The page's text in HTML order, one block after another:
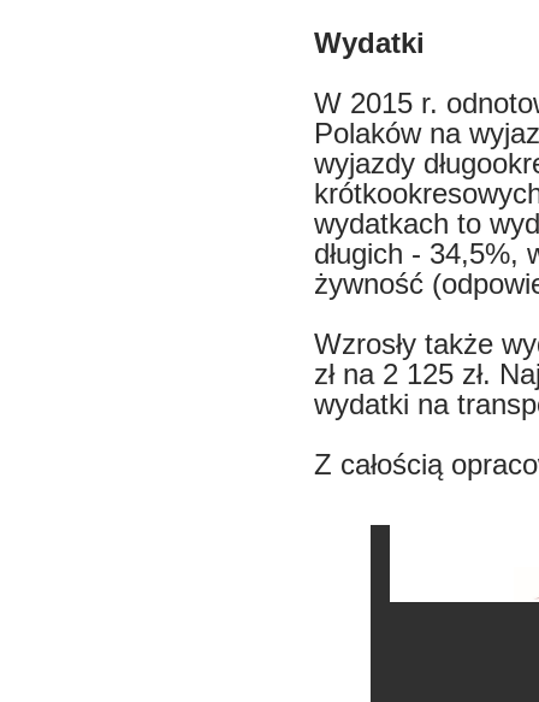
Wydatki
W 2015 r.
Polaków na
wyjazdy
wydatkach to
długich - 34,5%,
żywność
Wzrosły także
zł na 2 125 zł.
wydatki na
Z całością